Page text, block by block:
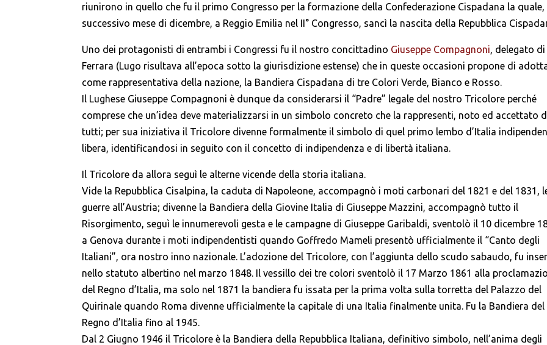
riunirono in quello che fu il primo Congresso per la formazione della Confederazione Cispadana la quale,
successivo mese di dicembre, a Reggio Emilia nel II° Congresso, sancì la nascita della Repubblica
Uno dei protagonisti di entrambi i Congressi fu il nostro concittadino Giuseppe Compagnoni, delegato di
Ferrara (Lugo risultava all’epoca sotto la giurisdizione estense) che in queste occasioni propone di
come rappresentativa della nazione, la Bandiera Cispadana di tre Colori Verde, Bianco e Rosso.
Il Lughese Giuseppe Compagnoni è dunque da considerarsi il “Padre” legale del nostro Tricolore perché
comprese che un’idea deve materializzarsi in un simbolo concreto che la rappresenti, noto ed accettato
tutti; per sua iniziativa il Tricolore divenne formalmente il simbolo di quel primo lembo d’Italia
libera, identificandosi in seguito con il concetto di indipendenza e di libertà italiana.
Il Tricolore da allora seguì le alterne vicende della storia italiana.
Vide la Repubblica Cisalpina, la caduta di Napoleone, accompagnò i moti carbonari del 1821 e del 1831,
guerre all’Austria; divenne la Bandiera della Giovine Italia di Giuseppe Mazzini, accompagnò tutto il
Risorgimento, seguì le innumerevoli gesta e le campagne di Giuseppe Garibaldi, sventolò il 10 dicembre
a Genova durante i moti indipendentisti quando Goffredo Mameli presentò ufficialmente il “Canto degli
Italiani”, ora nostro inno nazionale. L’adozione del Tricolore, con l’aggiunta dello scudo sabaudo, fu
nello statuto albertino nel marzo 1848. Il vessillo dei tre colori sventolò il 17 Marzo 1861 alla
del Regno d’Italia, ma solo nel 1871 la bandiera fu issata per la prima volta sulla torretta del Palazzo del
Quirinale quando Roma divenne ufficialmente la capitale di una Italia finalmente unita. Fu la Bandiera del
Regno d’Italia fino al 1945.
Dal 2 Giugno 1946 il Tricolore è la Bandiera della Repubblica Italiana, definitivo simbolo, nell’anima degli